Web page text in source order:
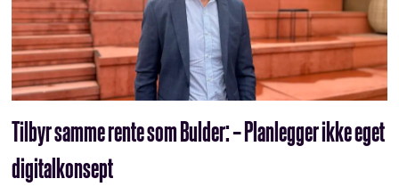
Tilbyr samme rente som Bulder: – Planlegger ikke eget
digitalkonsept